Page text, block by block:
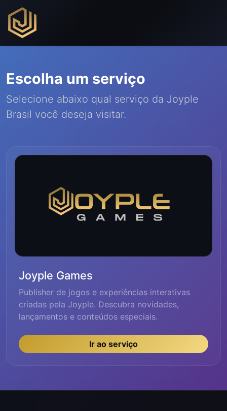
Escolha um serviço
Selecione abaixo qual serviço da Joyple
Brasil você deseja visitar.
Joyple Games
Publisher de jogos e experiências interativas
criadas pela Joyple. Descubra novidades,
lançamentos e conteúdos especiais.
Ir ao serviço